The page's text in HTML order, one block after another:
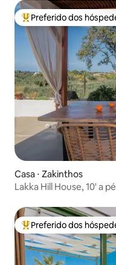
Entre os melhores
Preferido dos
Casa ⋅ Zakinthos
Lakka Hill House, 10' a
Entre os melhores
Preferido dos